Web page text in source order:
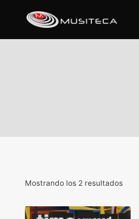
Mostrando los 2 resultados